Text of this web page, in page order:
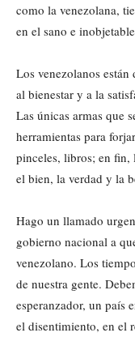
como la venezolana,
en el sano e
Los venezolanos
al bienestar y a la
Las únicas armas que
herramientas para
pinceles, libros; en fin,
el bien, la verdad y la
Hago un llamado
gobierno nacional a
venezolano. Los
de nuestra gente.
esperanzador, un país
el disentimiento, en el